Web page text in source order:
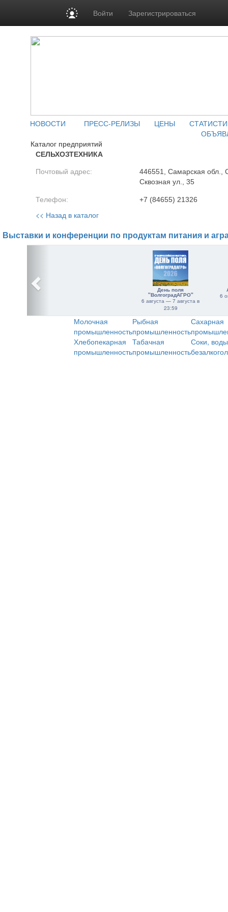
Войти Зарегистрироваться
НОВОСТИ ПРЕСС-РЕЛИЗЫ ЦЕНЫ
Каталог предприятий
СЕЛЬХОЗТЕХНИКА
Почтовый адрес:
446551, Самарская обл.,
Сквозная ул., 35
Телефон: +7 (84655) 21326
<< Назад в каталог
Выставки и конференции по продуктам питания и
День поля
"ВолгоградАГРО"
6 августа — 7 августа в
23:59
6
Молочная
промышленность
Рыбная
промышленность
Сахарная
Хлебопекарная
промышленность
Табачная
промышленность
Соки,